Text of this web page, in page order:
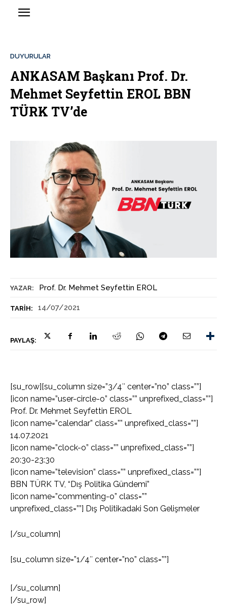
YAZAR: Prof. Dr. Mehmet Seyfettin EROL
TARIH: 14/07/2021
PAYLAŞ:
DUYURULAR
ANKASAM Başkanı Prof. Dr.
Mehmet Seyfettin EROL BBN
TÜRK TV’de
[su_row][su_column size=”3/4″ center=”no” class=””]
[icon name=”user-circle-o” class=”” unprefixed_class=””]
Prof. Dr. Mehmet Seyfettin EROL
[icon name=”calendar” class=”” unprefixed_class=””]
14.07.2021
[icon name=”clock-o” class=”” unprefixed_class=””]
20:30-23:30
[icon name=”television” class=”” unprefixed_class=””]
BBN TÜRK TV, “Dış Politika Gündemi”
[icon name=”commenting-o” class=””
unprefixed_class=””] Dış Politikadaki Son Gelişmeler
[/su_column]
[su_column size=”1/4″ center=”no” class=””]
[/su_column]
[/su_row]